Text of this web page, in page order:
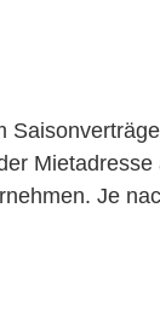
Je